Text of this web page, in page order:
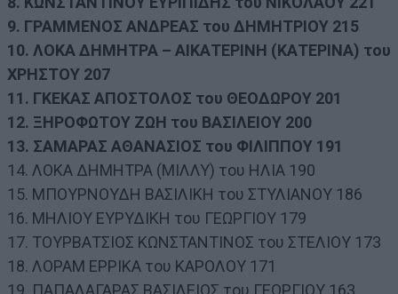
9. ΓΡΑΜΜΕΝΟΣ ΑΝΔΡΕΑΣ του ΔΗΜΗΤΡΙΟΥ 215
10. ΛΟΚΑ ΔΗΜΗΤΡΑ – ΑΙΚΑΤΕΡΙΝΗ (ΚΑΤΕΡΙΝΑ) του
ΧΡΗΣΤΟΥ 207
11. ΓΚΕΚΑΣ ΑΠΟΣΤΟΛΟΣ του ΘΕΟΔΩΡΟΥ 201
12. ΞΗΡΟΦΩΤΟΥ ΖΩΗ του ΒΑΣΙΛΕΙΟΥ 200
13. ΣΑΜΑΡΑΣ ΑΘΑΝΑΣΙΟΣ του ΦΙΛΙΠΠΟΥ 191
14. ΛΟΚΑ ΔΗΜΗΤΡΑ (ΜΙΛΛΥ) του ΗΛΙΑ 190
15. ΜΠΟΥΡΝΟΥΔΗ ΒΑΣΙΛΙΚΗ του ΣΤΥΛΙΑΝΟΥ 186
16. ΜΗΛΙΟΥ ΕΥΡΥΔΙΚΗ του ΓΕΩΡΓΙΟΥ 179
17. ΤΟΥΡΒΑΤΣΙΟΣ ΚΩΝΣΤΑΝΤΙΝΟΣ του ΣΤΕΛΙΟΥ 173
18. ΛΟΡΑΜ ΕΡΡΙΚΑ του ΚΑΡΟΛΟΥ 171
19. ΠΑΠΑΛΑΓΑΡΑΣ ΒΑΣΙΛΕΙΟΣ του ΓΕΩΡΓΙΟΥ 163